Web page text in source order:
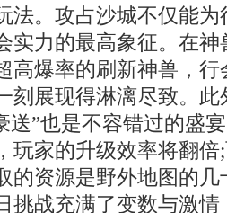
法。攻占沙城不仅能
实力的最高象征。在
高爆率的刷新神兽，
刻展现得淋漓尽致。此
送”也是不容错过的盛
玩家的升级效率将翻
的资源是野外地图的
挑战充满了变数与激